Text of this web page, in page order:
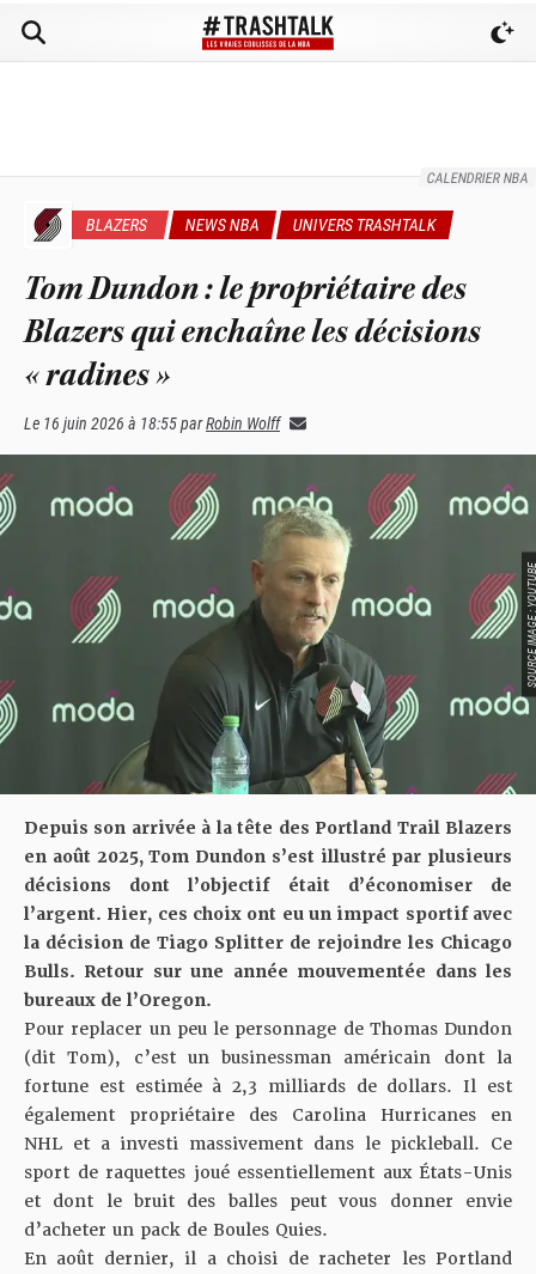
CALENDRIER NBA
BLAZERS NEWS NBA UNIVERS TRASHTALK
Tom Dundon : le propriétaire des
Blazers qui enchaîne les décisions
« radines »
Le 16 juin 2026 à 18:55parRobin Wolff
SOURCE
Depuis son arrivée à la tête des Portland Trail Blazers
en août 2025, Tom Dundon s’est illustré par plusieurs
décisions dont l’objectif était d’économiser de
l’argent. Hier, ces choix ont eu un impact sportif avec
la décision de Tiago Splitter de rejoindre les Chicago
Bulls. Retour sur une année mouvementée dans les
bureaux de l’Oregon.
Pour replacer un peu le personnage de Thomas Dundon
(dit Tom), c’est un businessman américain dont la
fortune est estimée à 2,3 milliards de dollars. Il est
également propriétaire des Carolina Hurricanes en
NHL et a investi massivement dans le pickleball. Ce
sport de raquettes joué essentiellement aux États-Unis
et dont le bruit des balles peut vous donner envie
d’acheter un pack de Boules Quies.
En août dernier, il a choisi de racheter les Portland